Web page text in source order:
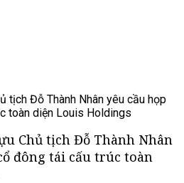
tịch Đỗ Thành Nhân yêu cầu họp
toàn diện Louis Holdings
Chủ tịch Đỗ Thành Nhân
đông tái cấu trúc toàn